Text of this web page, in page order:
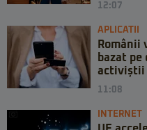
12:07
APLICATII
Românii
bazat pe
activiștii
11:08
INTERNET